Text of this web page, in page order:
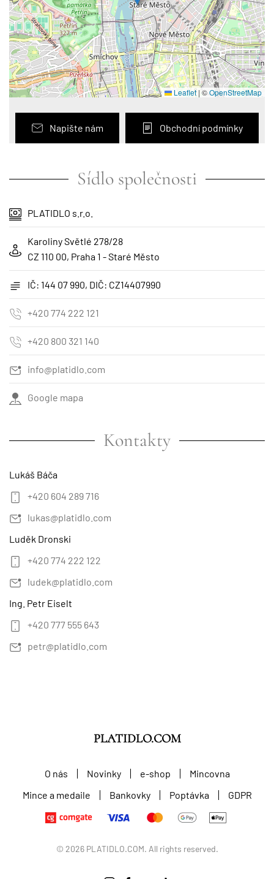
Leaflet |©OpenStreetMap
Napište nám Obchodní podmínky
Sídlo společnosti
PLATIDLO s.r.o.
Karoliny Světlé 278/28
CZ 110 00, Praha 1 - Staré Město
IČ: 144 07 990, DIČ: CZ14407990
+420 774 222 121
+420 800 321 140
info@platidlo.com
Google mapa
Kontakty
Lukáš Báča
+420 604 289 716
lukas@platidlo.com
Luděk Dronski
+420 774 222 122
ludek@platidlo.com
Ing. Petr Eiselt
+420 777 555 643
petr@platidlo.com
PLATIDLO.COM
O nás Novinky e-shop
Mincovna
Mince a medaile
Bankovky Poptávka GDPR
© 2026PLATIDLO.COM. All rights reserved.